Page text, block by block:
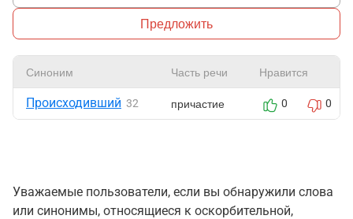
Предложить
Синоним Часть речи Нравится
Происходивший 32 причастие 0 0
Уважаемые пользователи, если вы обнаружили слова
или синонимы, относящиеся к оскорбительной,